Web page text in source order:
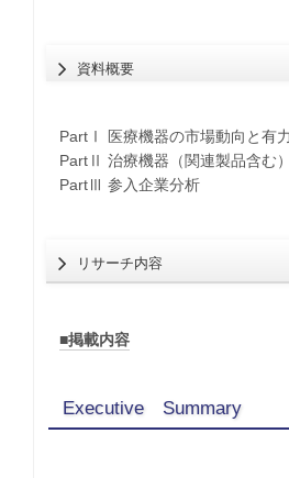
資料概要
PartⅠ 医療機器の市場動向と有
PartⅡ 治療機器（関連製品含む
PartⅢ 参入企業分析
リサーチ内容
■掲載内容
Executive Summary